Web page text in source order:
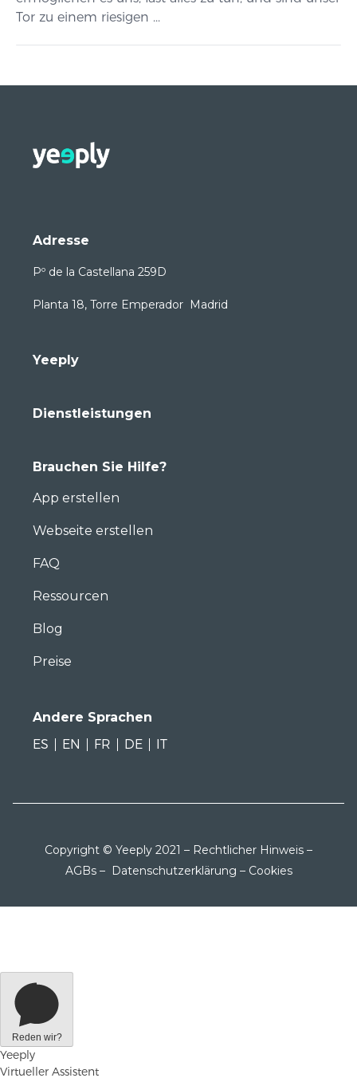
Tor zu einem riesigen ...
Adresse
Pº de la Castellana 259D
Planta 18, Torre Emperador Madrid
Yeeply
Dienstleistungen
Brauchen Sie Hilfe?
App erstellen
Webseite erstellen
FAQ
Ressourcen
Blog
Preise
Andere Sprachen
ES
EN FR DE IT
Copyright © Yeeply 2021 – Rechtlicher Hinweis –
AGBs– Datenschutzerklärung – Cookies
Reden wir?
Yeeply
Virtueller Assistent